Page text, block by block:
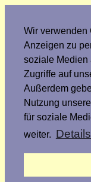
Wir verwenden
Anzeigen zu
soziale Medien
Zugriffe auf
Außerdem
Nutzung
für soziale
weiter.